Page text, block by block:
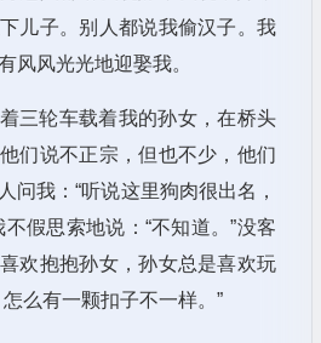
儿子。别人都说我偷汉子。我
风风光光地迎娶我。
三轮车载着我的孙女，在桥头
们说不正宗，但也不少，他们
问我：“听说这里狗肉很出名，
假思索地说：“不知道。”没客
欢抱抱孙女，孙女总是喜欢玩
么有一颗扣子不一样。”